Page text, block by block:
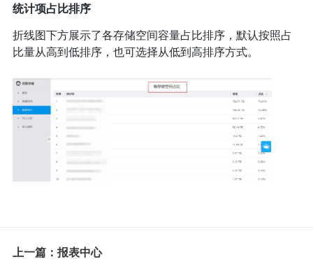
统计项占比排序
折线图下方展示了各存储空间容量占比排序，默认按照占
比量从高到低排序，也可选择从低到高排序方式。
上一篇：报表中心